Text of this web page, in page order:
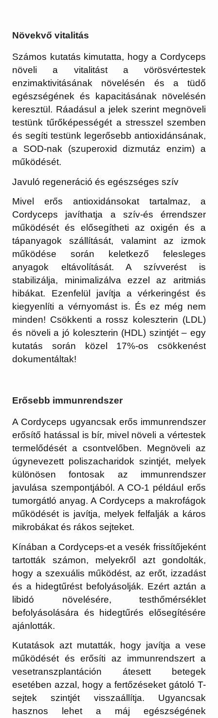
Növekvő vitalitás
Számos kutatás kimutatta, hogy a Cordyceps
növeli a vitalitást a vörösvértestek
enzimaktivitásának növelésén és a tüdő
egészségének és kapacitásának növelésén
keresztül. Ráadásul a jelek szerint megnöveli
testünk tűrőképességét a stresszel szemben
és segíti testünk legerősebb antioxidánsának,
a SOD-nak (szuperoxid dizmutáz enzim) a
működését.
Javuló regeneráció és egészséges szív
Mivel erős antioxidánsokat tartalmaz, a
Cordyceps javíthatja a szív-és érrendszer
működését és elősegítheti az oxigén és a
tápanyagok szállítását, valamint az izmok
működése során keletkező felesleges
anyagok eltávolítását. A szívverést is
stabilizálja, minimalizálva ezzel az aritmiás
hibákat. Ezenfelül javítja a vérkeringést és
kiegyenlíti a vérnyomást is. És ez még nem
minden! Csökkenti a rossz koleszterin (LDL)
és növeli a jó koleszterin (HDL) szintjét – egy
kutatás során közel 17%-os csökkenést
dokumentáltak!
Erősebb immunrendszer
A Cordyceps ugyancsak erős immunrendszer
erősítő hatással is bír, mivel növeli a vértestek
termelődését a csontvelőben. Megnöveli az
úgynevezett poliszacharidok szintjét, melyek
különösen fontosak az immunrendszer
javulása szempontjából. A CO-1 például erős
tumorgátló anyag. A Cordyceps a makrofágok
működését is javítja, melyek felfalják a káros
mikrobákat és rákos sejteket.
Kínában a Cordyceps-et a vesék frissítőjeként
tartották számon, melyekről azt gondolták,
hogy a szexuális működést, az erőt, izzadást
és a hidegtűrést befolyásolják. Ezért aztán a
libidó növelésére, testhőmérséklet
befolyásolására és hidegtűrés elősegítésére
ajánlották.
Kutatások azt mutatták, hogy javítja a vese
működését és erősíti az immunrendszert a
vesetranszplantáción átesett betegek
esetében azzal, hogy a fertőzéseket gátoló T-
sejtek szintjét visszaállítja. Ugyancsak
hasznos lehet a máj egészségének